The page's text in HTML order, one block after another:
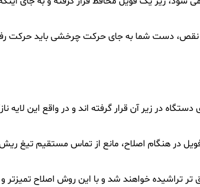
دست شما به جای حرکت چرخشی باید حرکت
در زیر آن قرار گرفته اند و در واقع این لایه
فویل در هنگام اصلاح، مانع از تماس مستقیم
تراشیده خواهند شد و با این روش اصلاح